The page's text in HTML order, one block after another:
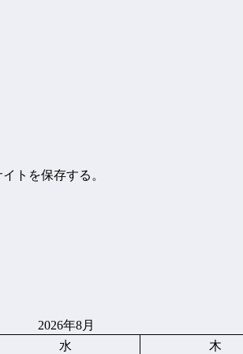
トを保存する。
2026年8月
水 木